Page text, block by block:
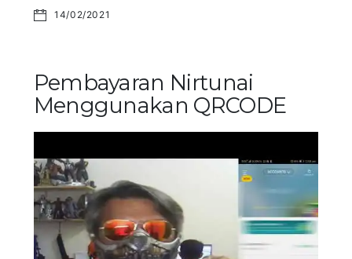
14/02/2021
Pembayaran Nirtunai
Menggunakan QRCODE